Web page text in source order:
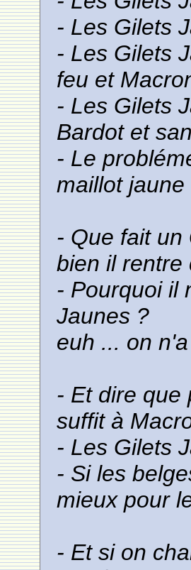
- Les Gilets
- Les Gilets
feu et
- Les Gilets
Bardot et
- Le
maillot
- Que fait un
bien il rentre
- Pourquoi il
Jaunes ?
euh ... on
- Et dire que
suffit à
- Les Gilets
- Si les
mieux pour
- Et si on